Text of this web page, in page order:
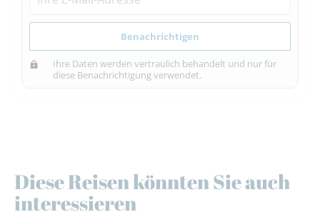
Benachrichtigen
Ihre Daten werden vertraulich behandelt und nur für
diese Benachrichtigung verwendet.
Diese Reisen könnten Sie auch
interessieren